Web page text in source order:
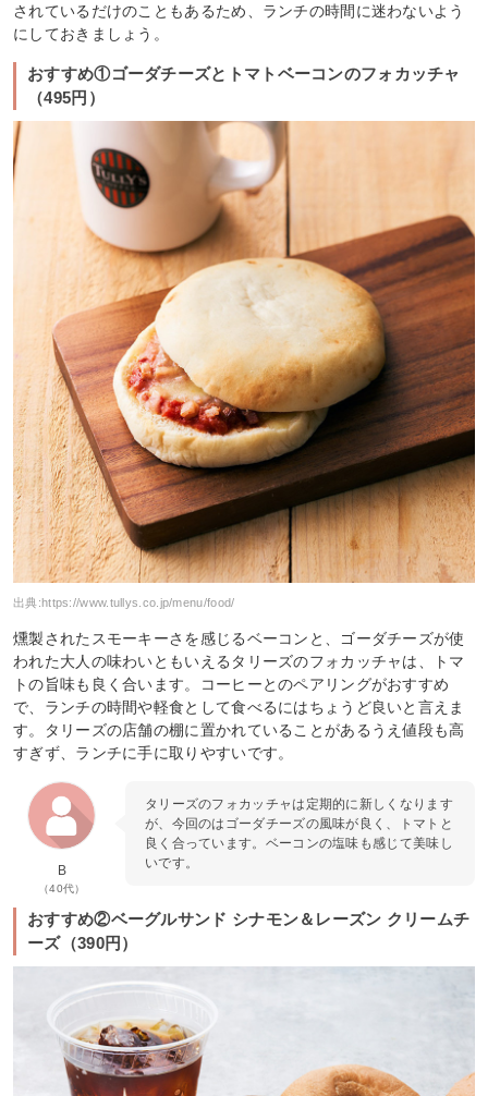
されているだけのこともあるため、ランチの時間に迷わないよう
にしておきましょう。
おすすめ①ゴーダチーズとトマトベーコンのフォカッチャ
（495円）
出典: https://www.tullys.co.jp/menu/food/
燻製されたスモーキーさを感じるベーコンと、ゴーダチーズが使
われた大人の味わいともいえるタリーズのフォカッチャは、トマ
トの旨味も良く合います。コーヒーとのペアリングがおすすめ
で、ランチの時間や軽食として食べるにはちょうど良いと言えま
す。タリーズの店舗の棚に置かれていることがあるうえ値段も高
すぎず、ランチに手に取りやすいです。
B
（40代）
タリーズのフォカッチャは定期的に新しくなります
が、今回のはゴーダチーズの風味が良く、トマトと
良く合っています。ベーコンの塩味も感じて美味し
いです。
おすすめ②ベーグルサンド シナモン＆レーズン クリームチ
ーズ（390円）